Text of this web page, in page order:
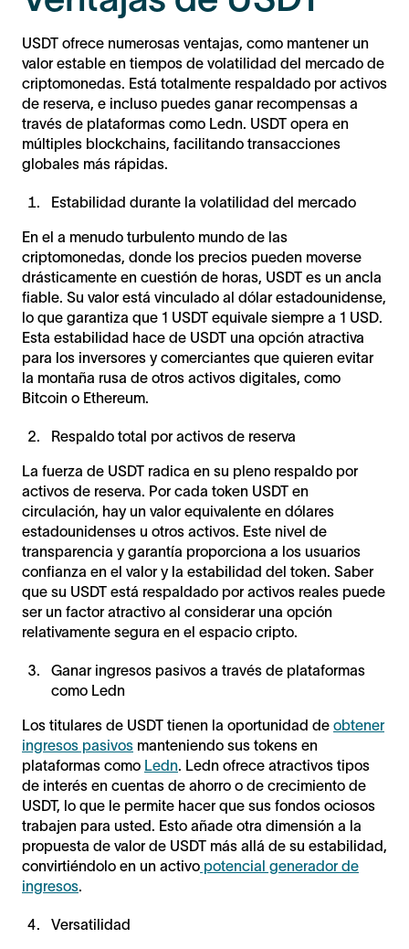
USDT ofrece numerosas ventajas, como mantener un
valor estable en tiempos de volatilidad del mercado de
criptomonedas. Está totalmente respaldado por activos
de reserva, e incluso puedes ganar recompensas a
través de plataformas como Ledn. USDT opera en
múltiples blockchains, facilitando transacciones
globales más rápidas.
Estabilidad durante la volatilidad del mercado
En el a menudo turbulento mundo de las
criptomonedas, donde los precios pueden moverse
drásticamente en cuestión de horas, USDT es un ancla
fiable. Su valor está vinculado al dólar estadounidense,
lo que garantiza que 1 USDT equivale siempre a 1 USD.
Esta estabilidad hace de USDT una opción atractiva
para los inversores y comerciantes que quieren evitar
la montaña rusa de otros activos digitales, como
Bitcoin o Ethereum.
Respaldo total por activos de reserva
La fuerza de USDT radica en su pleno respaldo por
activos de reserva. Por cada token USDT en
circulación, hay un valor equivalente en dólares
estadounidenses u otros activos. Este nivel de
transparencia y garantía proporciona a los usuarios
confianza en el valor y la estabilidad del token. Saber
que su USDT está respaldado por activos reales puede
ser un factor atractivo al considerar una opción
relativamente segura en el espacio cripto.
Ganar ingresos pasivos a través de plataformas
como Ledn
Los titulares de USDT tienen la oportunidad de obtener
ingresos pasivos manteniendo sus tokens en
plataformas como Ledn . Ledn ofrece atractivos tipos
de interés en cuentas de ahorro o de crecimiento de
USDT, lo que le permite hacer que sus fondos ociosos
trabajen para usted. Esto añade otra dimensión a la
propuesta de valor de USDT más allá de su estabilidad,
convirtiéndolo en un activo potencial generador de
ingresos
Versatilidad